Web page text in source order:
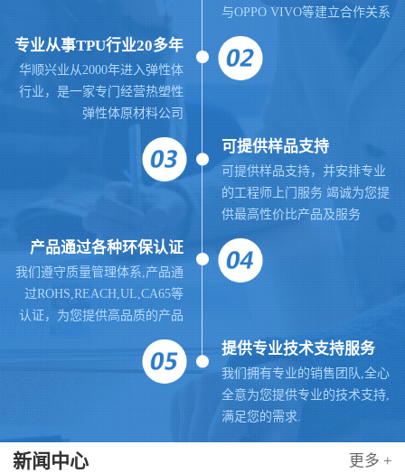
与OPPO VIVO等建立合作关系
专业从事TPU行业20多年
华顺兴业从2000年进入弹性体
行业，是一家专门经营热塑性
弹性体原材料公司
可提供样品支持
可提供样品支持，并安排专业
的工程师上门服务 竭诚为您提
供最高性价比产品及服务
产品通过各种环保认证
我们遵守质量管理体系,产品通
过ROHS,REACH,UL,CA65等
认证，为您提供高品质的产品
提供专业技术支持服务
我们拥有专业的销售团队,全心
全意为您提供专业的技术支持,
满足您的需求.
新闻中心 更多 +